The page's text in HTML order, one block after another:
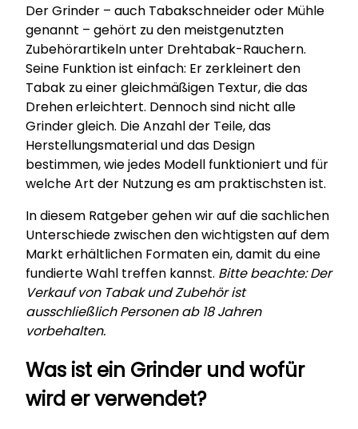
Der Grinder – auch Tabakschneider oder Mühle
genannt – gehört zu den meistgenutzten
Zubehörartikeln unter Drehtabak-Rauchern.
Seine Funktion ist einfach: Er zerkleinert den
Tabak zu einer gleichmäßigen Textur, die das
Drehen erleichtert. Dennoch sind nicht alle
Grinder gleich. Die Anzahl der Teile, das
Herstellungsmaterial und das Design
bestimmen, wie jedes Modell funktioniert und für
welche Art der Nutzung es am praktischsten ist.
In diesem Ratgeber gehen wir auf die sachlichen
Unterschiede zwischen den wichtigsten auf dem
Markt erhältlichen Formaten ein, damit du eine
fundierte Wahl treffen kannst. Bitte beachte: Der
Verkauf von Tabak und Zubehör ist
ausschließlich Personen ab 18 Jahren
vorbehalten.
Was ist ein Grinder und wofür
wird er verwendet?